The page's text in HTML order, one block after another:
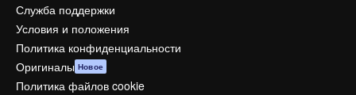
Служба поддержки
Условия и положения
Политика конфиденциальности
Оригиналы Новое
Политика файлов cookie